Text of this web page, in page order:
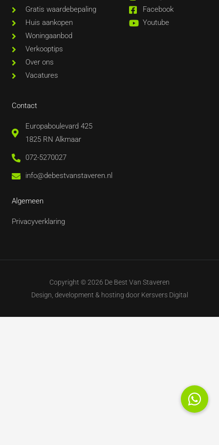
Gratis waardebepaling
Huis aankopen
Woningaanbod
Verkooptips
Over ons
Vacatures
Facebook
Youtube
Contact
Europaboulevard 425
1825 RN Alkmaar
072-5270027
info@debestvanstaveren.nl
Algemeen
Privacyverklaring
Copyright © 2026 De Best Van Staveren
Design, development & hosting door Kersvers Digital